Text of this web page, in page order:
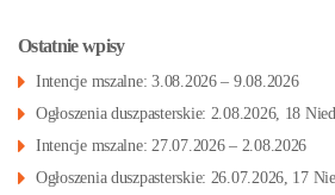
Ostatnie wpisy
Intencje mszalne: 3.08.2026 – 9.08.2026
Ogłoszenia duszpasterskie: 2.08.2026, 18
Intencje mszalne: 27.07.2026 – 2.08.2026
Ogłoszenia duszpasterskie: 26.07.2026, 17